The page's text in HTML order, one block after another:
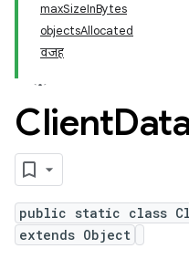
maxSizeInBytes
objectsAllocated
वजह
Client
public static class
extends Object